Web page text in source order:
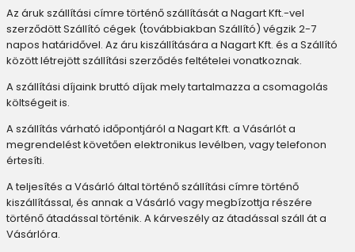
Az áruk szállítási címre történő szállítását a Nagart Kft.-vel
szerződött Szállító cégek (továbbiakban Szállító) végzik 2-7
napos határidővel. Az áru kiszállítására a Nagart Kft. és a Szállító
között létrejött szállítási szerződés feltételei vonatkoznak.
A szállítási díjaink bruttó díjak mely tartalmazza a csomagolás
költségeit is.
A szállítás várható időpontjáról a Nagart Kft. a Vásárlót a
megrendelést követően elektronikus levélben, vagy telefonon
értesíti.
A teljesítés a Vásárló által történő szállítási címre történő
kiszállítással, és annak a Vásárló vagy megbízottja részére
történő átadással történik. A kárveszély az átadással száll át a
Vásárlóra.